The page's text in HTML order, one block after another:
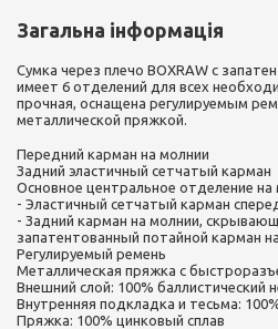
Загальна інформація
Сумка через плечо BOXRAW с
имеет 6 отделений для всех
прочная, оснащена регулируемым
металлической пряжкой.
Передний карман на молнии
Задний эластичный сетчатый карман
Основное центральное отделение
- Эластичный сетчатый карман
- Задний карман на молнии,
запатентованный потайной карман
Регулируемый ремень
Металлическая пряжка с
Внешний слой: 100% баллистический
Внутренняя подкладка и тесьма:
Пряжка: 100% цинковый сплав